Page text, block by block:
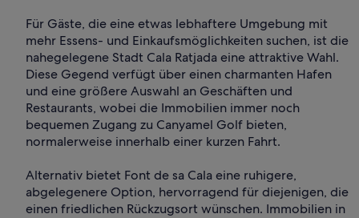
Für Gäste, die eine etwas lebhaftere Umgebung mit
mehr Essens- und Einkaufsmöglichkeiten suchen, ist die
nahegelegene Stadt Cala Ratjada eine attraktive Wahl.
Diese Gegend verfügt über einen charmanten Hafen
und eine größere Auswahl an Geschäften und
Restaurants, wobei die Immobilien immer noch
bequemen Zugang zu Canyamel Golf bieten,
normalerweise innerhalb einer kurzen Fahrt.
Alternativ bietet Font de sa Cala eine ruhigere,
abgelegenere Option, hervorragend für diejenigen, die
einen friedlichen Rückzugsort wünschen. Immobilien in